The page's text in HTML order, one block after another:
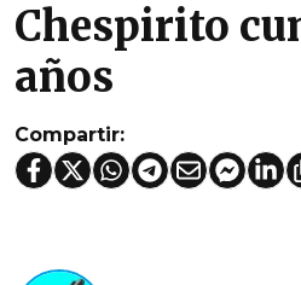
Chespirito
años
Compartir: